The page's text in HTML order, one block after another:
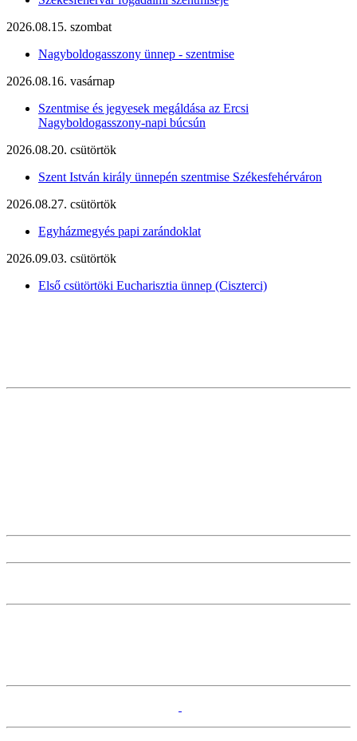
2026.08.15. szombat
Nagyboldogasszony ünnep - szentmise
2026.08.16. vasárnap
Szentmise és jegyesek megáldása az Ercsi
Nagyboldogasszony-napi búcsún
2026.08.20. csütörtök
Szent István király ünnepén szentmise Székesfehérváron
2026.08.27. csütörtök
Egyházmegyés papi zarándoklat
2026.09.03. csütörtök
Első csütörtöki Eucharisztia ünnep (Ciszterci)